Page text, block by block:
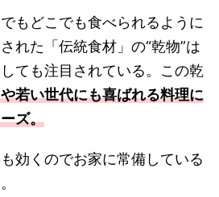
もどこでも食べられるように
れた「伝統食材」の“乾物”は
ても注目されている。この乾
若い世代にも喜ばれる料理に
ズ。
効くのでお家に常備している